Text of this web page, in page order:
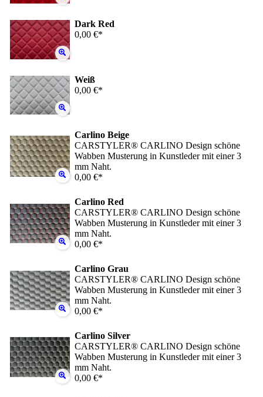
Dark Red
0,00 €*
Weiß
0,00 €*
Carlino Beige
CARSTYLER® CARLINO Design schöne
Wabben Musterung in Kunstleder mit einer 3
mm Naht.
0,00 €*
Carlino Red
CARSTYLER® CARLINO Design schöne
Wabben Musterung in Kunstleder mit einer 3
mm Naht.
0,00 €*
Carlino Grau
CARSTYLER® CARLINO Design schöne
Wabben Musterung in Kunstleder mit einer 3
mm Naht.
0,00 €*
Carlino Silver
CARSTYLER® CARLINO Design schöne
Wabben Musterung in Kunstleder mit einer 3
mm Naht.
0,00 €*